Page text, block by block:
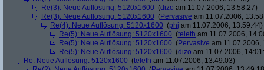
Re(3): Neue Auflösung: 5120x1600 (dizo am 11.07.2006, 13:58:27)
Re(3): Neue Auflösung: 5120x1600 (Pervasive am 11.07.2006,
Re(4): Neue Auflösung: 5120x1600 (phj am 11.07.2006, 13:59:44)
Re(5): Neue Auflösung: 5120x1600 (teleth am 11.07.2006,
Re(5): Neue Auflösung: 5120x1600 (Pervasive am 11.07.2006,
Re(5): Neue Auflösung: 5120x1600 (dizo am 11.07.2006,
Re: Neue Auflösung: 5120x1600 (teleth am 11.07.2006, 13:49:03)